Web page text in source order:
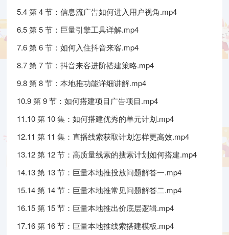
5.4 第 4 节：信息流广告如何进入用户视角.mp4
6.5 第 5 节：巨量引擎工具详解.mp4
7.6 第 6 节：如何入住抖音来客.mp4
8.7 第 7 节：抖音来客进阶搭建策略.mp4
9.8 第 8 节：本地推功能详细讲解.mp4
10.9 第 9 节：如何搭建项目广告项目.mp4
11.10 第 10 集：如何搭建优秀的单元计划.mp4
12.11 第 11 集：直播线索获取计划怎样更高效.mp4
13.12 第 12 节：高质量线索的搜索计划如何搭建.mp4
14.13 第 13 节：巨量本地推投放问题解答一.mp4
15.14 第 14 节：巨量本地推常见问题解答二.mp4
16.15 第 15 节：巨量本地推出价底层逻辑.mp4
17.16 第 16 节：巨量本地推线索搭建模板.mp4